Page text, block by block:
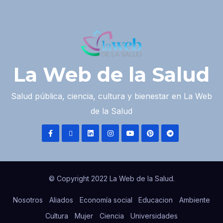
La Web de la Salud
Salud pública, ciencia, cultura y bienestar en La Web
de la Salud
© Copyright 2022 La Web de la Salud.
Nosotros Aliados Economía social Educacion
Ambiente
Cultura
Mujer Ciencia Universidades